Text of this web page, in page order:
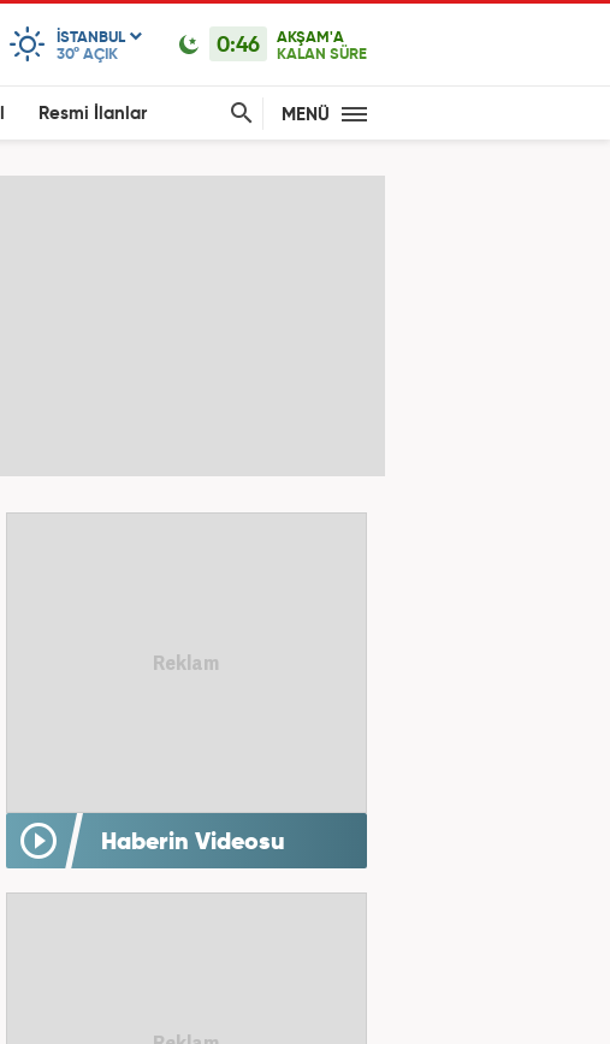
ISTANBUL
30° AÇIK 0:46
AKŞAM'A
KALAN SÜRE
Resmi İlanlar MENÜ
Haberin Videosu